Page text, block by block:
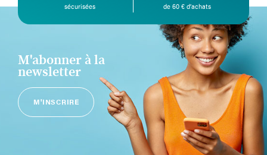
sécurisées
de 60 € d’achats
M'abonner à la
newsletter
M'INSCRIRE